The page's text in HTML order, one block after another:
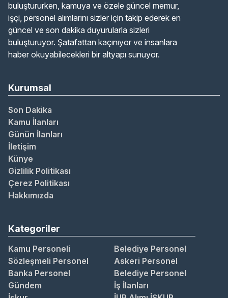
buluştururken, kamuya ve özele güncel memur,
işçi, personel alımlarını sizler için takip ederek en
güncel ve son dakika duyurularla sizleri
buluşturuyor. Şatafattan kaçınıyor ve insanlara
haber okuyabilecekleri bir altyapı sunuyor.
Kurumsal
Son Dakika
Kamu İlanları
Günün İlanları
İletişim
Künye
Gizlilik Politikası
Çerez Politikası
Hakkımızda
Kategoriler
Kamu Personeli
Belediye Personel
Sözleşmeli Personel
Askeri Personel
Banka Personel
Belediye Personel
Gündem
İş İlanları